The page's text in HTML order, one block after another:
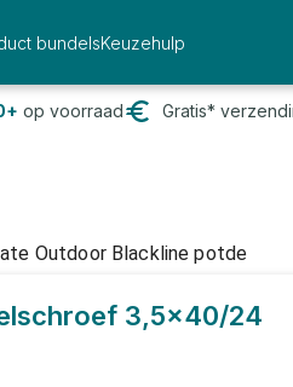
bundelsKeuzehulp
op voorraad Gratis*
Outdoor Blackline potde
3,5x40/24